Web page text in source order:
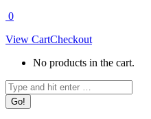
0
View CartCheckout
No products in the cart.
Search: